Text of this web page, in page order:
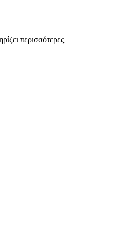
περισσότερες